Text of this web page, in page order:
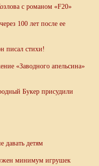
с романом «F20»
100 лет после ее
писал стихи!
«Заводного апельсина»
Букер присудили
давать детям
минимум игрушек